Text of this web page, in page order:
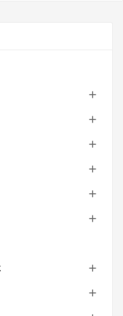







